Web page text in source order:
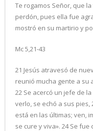
Te rogamos Señor, que
perdón, pues ella fue
mostró en su martirio y
Mc 5,21-43
21 Jesús atravesó de
reunió mucha gente a su
22 Se acercó un jefe de
verlo, se echó a sus pies,
está en las últimas; ven,
se cure y viva». 24 Se